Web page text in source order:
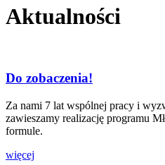
Aktualności
Do zobaczenia!
Za nami 7 lat wspólnej pracy i
zawieszamy realizację programu
formule.
więcej